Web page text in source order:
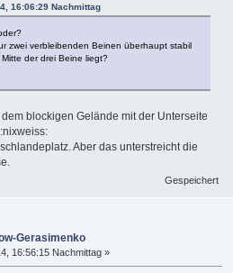
16:06:29 Nachmittag
zwei verbleibenden Beinen überhaupt stabil
der drei Beine liegt?
blockigen Gelände mit der Unterseite
Aber das unterstreicht die
Gespeichert
Gerasimenko
16:56:15 Nachmittag »